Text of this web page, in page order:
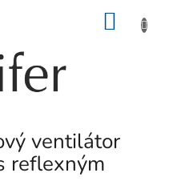
ventilátor
reflexným